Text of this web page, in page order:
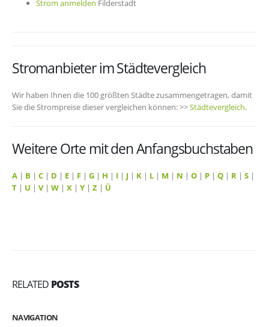
Strom anmelden Filderstadt
Stromanbieter im Städtevergleich
Wir haben Ihnen die 100 größten Städte zusammengetragen, damit
Sie die Strompreise dieser vergleichen können: >>Städtevergleich.
Weitere Orte mit den Anfangsbuchstaben
A | B | C | D | E | F | G | H | I | J | K | L | M | N | O | P | Q | R | S |
T | U | V| W | X | Y | Z | Ü
RELATED POSTS
NAVIGATION